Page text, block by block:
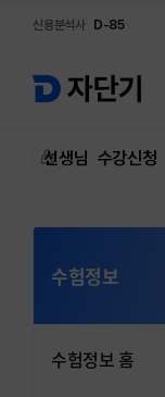
신용분석사 D-85
선생님 수강신청
수험정보
수험정보 홈